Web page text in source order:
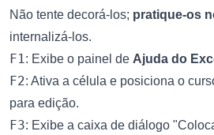
Não tente decorá-los; pratique-os
internalizá-los.
F1: Exibe o painel de Ajuda do
F2: Ativa a célula e posiciona o
para edição.
F3: Exibe a caixa de diálogo